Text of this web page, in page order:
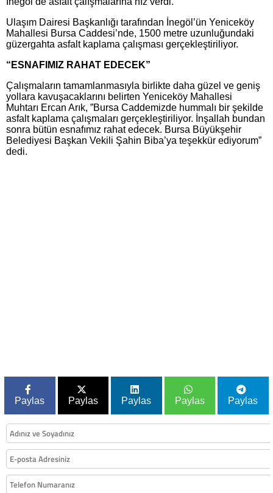
Ulaşım Dairesi Başkanlığı tarafından İnegöl’ün Yeniceköy
Mahallesi Bursa Caddesi’nde, 1500 metre uzunluğundaki
güzergahta asfalt kaplama çalışması gerçekleştiriliyor.
“ESNAFIMIZ RAHAT EDECEK”
Çalışmaların tamamlanmasıyla birlikte daha güzel ve geniş
yollara kavuşacaklarını belirten Yeniceköy Mahallesi
Muhtarı Ercan Arık, ”Bursa Caddemizde hummalı bir şekilde
asfalt kaplama çalışmaları gerçekleştiriliyor. İnşallah bundan
sonra bütün esnafımız rahat edecek. Bursa Büyükşehir
Belediyesi Başkan Vekili Şahin Biba’ya teşekkür ediyorum”
dedi.
Paylas Paylas Paylas Paylas Paylas